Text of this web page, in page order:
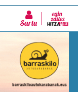
Sartu